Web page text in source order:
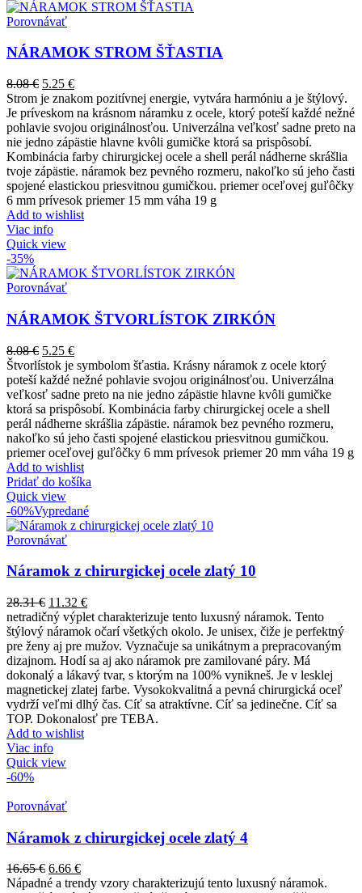
Porovnávať
NÁRAMOK STROM ŠŤASTIA
8.08€ 5.25 €
Strom je znakom pozitívnej energie, vytvára harmóniu a je štýlový.
Je príveskom na krásnom náramku z ocele, ktorý poteší každé nežné
pohlavie svojou originálnosťou. Univerzálna veľkosť sadne preto na
nie jedno zápästie hlavne kvôli gumičke ktorá sa prispôsobí.
Kombinácia farby chirurgickej ocele a shell perál nádherne skrášlia
tvoje zápästie. náramok bez pevného rozmeru, nakoľko sú jeho časti
spojené elastickou priesvitnou gumičkou. priemer oceľovej guľôčky
6 mm prívesok priemer 15 mm váha 19 g
Add to wishlist
Viac info
Quick view
-35%
Porovnávať
NÁRAMOK ŠTVORLÍSTOK ZIRKÓN
8.08€ 5.25 €
Štvorlístok je symbolom šťastia. Krásny náramok z ocele ktorý
poteší každé nežné pohlavie svojou originálnosťou. Univerzálna
veľkosť sadne preto na nie jedno zápästie hlavne kvôli gumičke
ktorá sa prispôsobí. Kombinácia farby chirurgickej ocele a shell
perál nádherne skrášlia zápästie. náramok bez pevného rozmeru,
nakoľko sú jeho časti spojené elastickou priesvitnou gumičkou.
priemer oceľovej guľôčky 6 mm prívesok priemer 20 mm váha 19 g
Add to wishlist
Pridať do košíka
Quick view
-60%Vypredané
Porovnávať
Náramok z chirurgickej ocele zlatý 10
28.31€ 11.32 €
netradičný výplet charakterizuje tento luxusný náramok. Tento
štýlový náramok očarí všetkých okolo. Je unisex, čiže je perfektný
pre ženy aj pre mužov. Vyznačuje sa unikátnym a prepracovaným
dizajnom. Hodí sa aj ako náramok pre zamilované páry. Má
dokonalý a lákavý tvar, s ktorým na 100% vynikneš. Je v lesklej
magnetickej zlatej farbe. Vysokokvalitná a pevná chirurgická oceľ
vydrží veľmi dlhý čas. Cíť sa atraktívne. Cíť sa jedinečne. Cíť sa
TOP. Dokonalosť pre TEBA.
Add to wishlist
Viac info
Quick view
-60%
Porovnávať
Náramok z chirurgickej ocele zlatý 4
16.65€ 6.66 €
Nápadné a trendy vzory charakterizujú tento luxusný náramok.